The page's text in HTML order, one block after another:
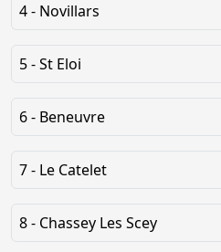
4 - Novillars
5 - St Eloi
6 - Beneuvre
7 - Le Catelet
8 - Chassey Les Scey